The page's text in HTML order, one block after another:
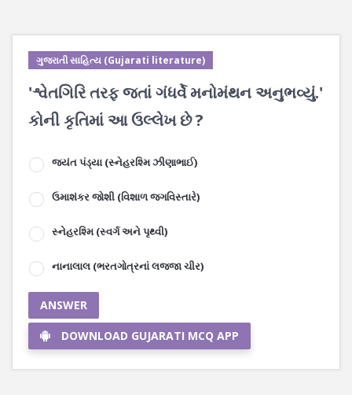
ગુજરાતી સાહિત્ય (Gujarati literature)
'શ્વેતગિરિ તરફ જતાં ગંધર્વે મનોમંથન અનુભવ્યું.'
કોની કૃતિમાં આ ઉલ્લેખ છે ?
જયંત પંડ્યા (સ્નેહરશ્મિ ઝીણાભાઈ)
ઉમાશંકર જોશી (વિશાળ જગવિસ્તારે)
સ્નેહરશ્મિ (સ્વર્ગ અને પૃથ્વી)
નાનાલાલ (ભરતગોત્રનાં લજ્જા ચીર)
ANSWER
DOWNLOAD GUJARATI MCQ APP